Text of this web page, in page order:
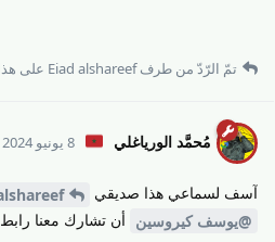
تمّ الرّدّ من طرفEiad alshareef على
مُحمَّد الورياغلي 8 يونيو 2024
آسف لسماعي هذا صديقي
@يوسف كيروسين أن تشارك معنا